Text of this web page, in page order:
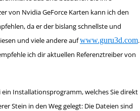
von Nvidia GeForce Karten kann ich den
da er der bislang schnellste und
und viele andere aufwww.guru3d.com.
ich dir aktuellen Referenztreiber von
Installationsprogramm, welches Sie direkt
Stein in den Weg gelegt: Die Dateien sind